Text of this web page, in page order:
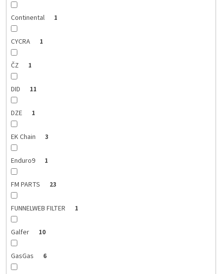
Continental 1
CYCRA 1
ČZ 1
DID 11
DZE 1
EK Chain 3
Enduro9 1
FM PARTS 23
FUNNELWEB FILTER 1
Galfer 10
GasGas 6